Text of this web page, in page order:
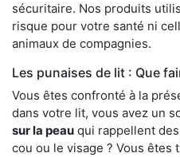
sécuritaire. Nos produits
risque pour votre santé ni
animaux de compagnies.
Les punaises de lit : Que
Vous êtes confronté à la
dans votre lit, vous avez un
sur la peau qui rappellent
cou ou le visage ? Vous